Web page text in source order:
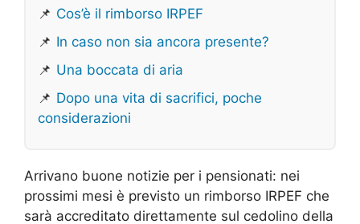
📌 Cos’è il rimborso IRPEF
📌 In caso non sia ancora presente?
📌 Una boccata di aria
📌 Dopo una vita di sacrifici, poche
considerazioni
Arrivano buone notizie per i pensionati: nei
prossimi mesi è previsto un rimborso IRPEF che
sarà accreditato direttamente sul cedolino della